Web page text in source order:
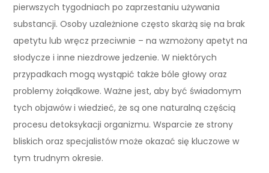
pierwszych tygodniach po zaprzestaniu używania
substancji. Osoby uzależnione często skarżą się na brak
apetytu lub wręcz przeciwnie – na wzmożony apetyt na
słodycze i inne niezdrowe jedzenie. W niektórych
przypadkach mogą wystąpić także bóle głowy oraz
problemy żołądkowe. Ważne jest, aby być świadomym
tych objawów i wiedzieć, że są one naturalną częścią
procesu detoksykacji organizmu. Wsparcie ze strony
bliskich oraz specjalistów może okazać się kluczowe w
tym trudnym okresie.